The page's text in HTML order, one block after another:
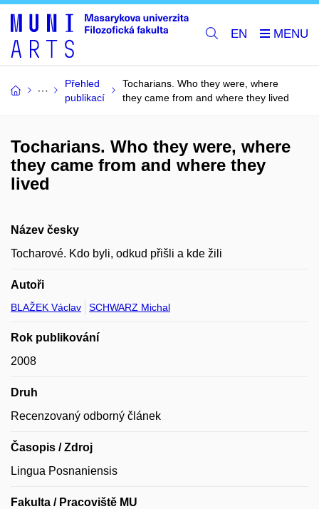
EN
Přehled
publikací
Tocharians. Who they were, where
they came from and where they lived
Tocharians. Who they were, where
they came from and where they
lived
Název česky
Tocharové. Kdo byli, odkud přišli a kde žili
Autoři
BLAŽEK Václav SCHWARZ Michal
Rok publikování
2008
Druh
Recenzovaný odborný článek
Časopis / Zdroj
Lingua Posnaniensis
Fakulta / Pracoviště MU